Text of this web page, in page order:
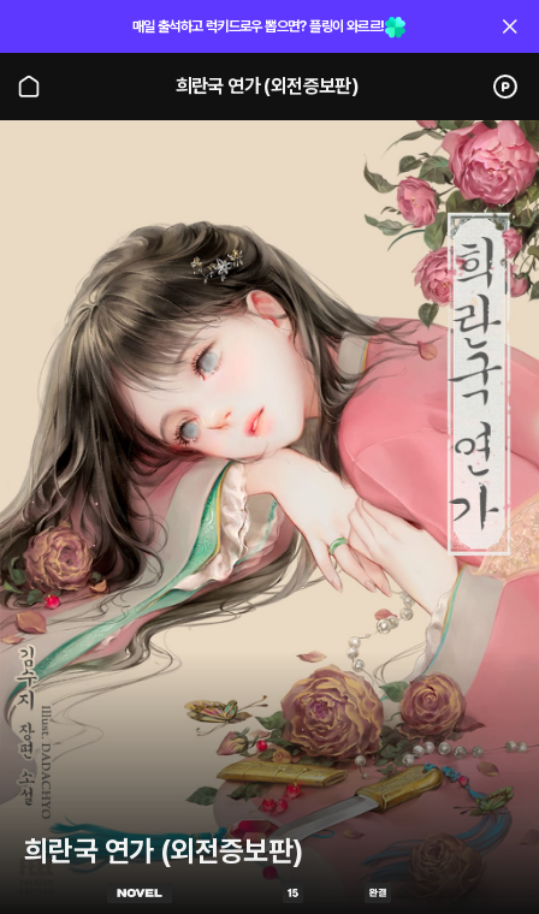
매일 출석하고 럭키드로우 뽑으면? 플링이 와르르!
희란국 연가 (외전증보판)
희란국 연가 (외전증보판)